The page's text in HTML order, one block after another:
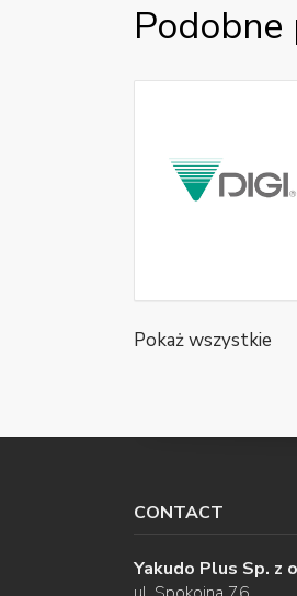
Pokaż wszystkie
CONTACT
Yakudo Plus Sp. z